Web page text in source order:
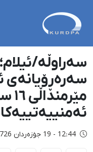
سەراوڵە/
سەرەڕۆیانەی
12:44 - 19 جۆزەردان 2726